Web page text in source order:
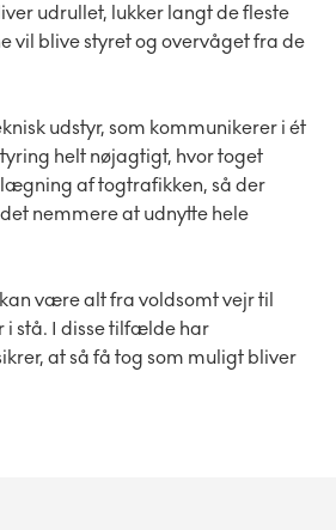
udrullet, lukker langt de fleste
vil blive styret og overvåget fra de
udstyr, som kommunikerer i ét
helt nøjagtigt, hvor toget
af togtrafikken, så der
nemmere at udnytte hele
være alt fra voldsomt vejr til
i stå. I disse tilfælde har
at så få tog som muligt bliver